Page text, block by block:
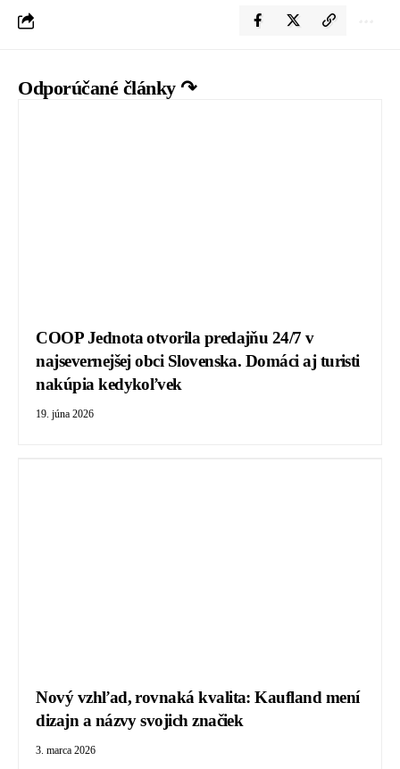
Odporúčané články ↷
COOP Jednota otvorila predajňu 24/7 v
najsevernejšej obci Slovenska. Domáci aj turisti
nakúpia kedykoľvek
19. júna 2026
Nový vzhľad, rovnaká kvalita: Kaufland mení
dizajn a názvy svojich značiek
3. marca 2026